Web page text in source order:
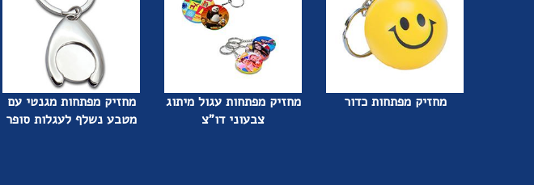
מחזיק מפתחות כדור
מחזיק מפתחות עגול מיתוג
צבעוני דו"צ
מחזיק מפתחות מגנטי עם
מטבע נשלף לעגלות סופר